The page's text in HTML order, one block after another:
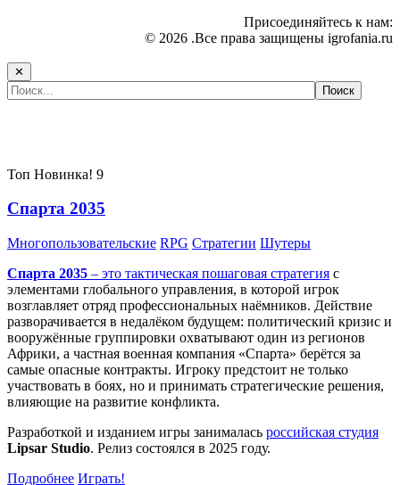
Присоединяйтесь к нам:
© 2026 .Все права защищены igrofania.ru
✕
Топ Новинка! 9
Спарта 2035
Многопользовательские RPG Стратегии Шутеры
Спарта 2035 – это тактическая пошаговая стратегия с
элементами глобального управления, в которой игрок
возглавляет отряд профессиональных наёмников. Действие
разворачивается в недалёком будущем: политический кризис и
вооружённые группировки охватывают один из регионов
Африки, а частная военная компания «Спарта» берётся за
самые опасные контракты. Игроку предстоит не только
участвовать в боях, но и принимать стратегические решения,
влияющие на развитие конфликта.
Разработкой и изданием игры занималась российская студия
Lipsar Studio. Релиз состоялся в 2025 году.
Подробнее Играть!